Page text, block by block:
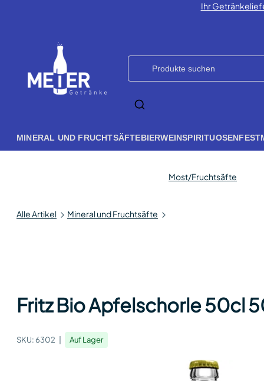
Ihr
MINERAL UND FRUCHTSÄFTEBIERWEINSPIRITUOSEN
Alle Artikel Mineral und Fruchtsäfte
Most/Fruchtsäfte
Fritz Bio Apfelschorle 50cl
SKU:6302 Auf Lager